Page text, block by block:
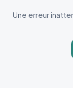
Une erreur